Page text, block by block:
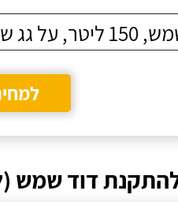
התקנת מעמד
דוד שמש